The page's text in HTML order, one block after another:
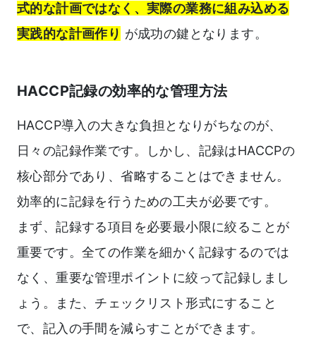
式的な計画ではなく、実際の業務に組み込める
実践的な計画作り が成功の鍵となります。
HACCP記録の効率的な管理方法
HACCP導入の大きな負担となりがちなのが、
日々の記録作業です。しかし、記録はHACCPの
核心部分であり、省略することはできません。
効率的に記録を行うための工夫が必要です。
まず、記録する項目を必要最小限に絞ることが
重要です。全ての作業を細かく記録するのでは
なく、重要な管理ポイントに絞って記録しまし
ょう。また、チェックリスト形式にすること
で、記入の手間を減らすことができます。